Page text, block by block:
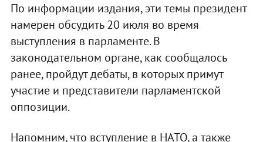
По информации издания, эти темы президент
намерен обсудить 20 июля во время
выступления в парламенте. В
законодательном органе, как сообщалось
ранее, пройдут дебаты, в которых примут
участие и представители парламентской
оппозиции.
Напомним, что вступление в НАТО, а также